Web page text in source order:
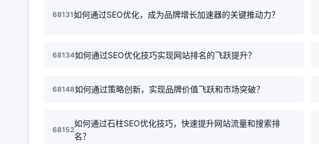
68131如何通过SEO优化，成为品牌增长加速器的关键推动力？
68134如何通过SEO优化技巧实现网站排名的飞跃提升？
68148如何通过策略创新，实现品牌价值飞跃和市场突破？
68152
如何通过石柱SEO优化技巧，快速提升网站流量和搜索排
名？